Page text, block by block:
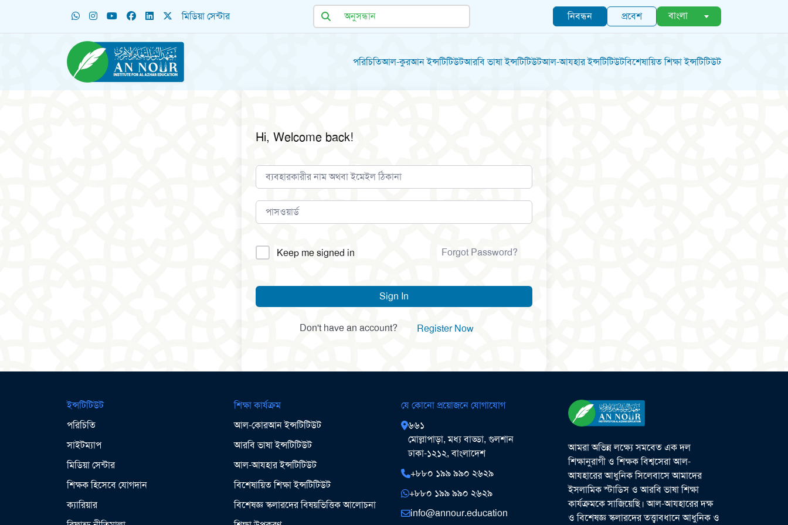
মিডিয়া সেন্টার নিবন্ধন প্রবেশ বাংলা
পরিচিতিআল-কুরআন ইন্সটিটিউটআরবি ভাষা ইন্সটিটিউটআল-আযহার ইন্সটিটিউটবিশেষায়িত শিক্ষা ইন্সটিটিউট
Hi, Welcome back!
Alternative:
Keep me signed in Forgot Password?
Sign In
Don't have an account? Register Now
ইন্সটিটিউট
পরিচিতি
সাইটম্যাপ
মিডিয়া সেন্টার
শিক্ষক হিসেবে যোগদান
ক্যারিয়ার
শিক্ষা কার্যক্রম
আল-কোরআন ইন্সটিটিউট
আরবি ভাষা ইন্সটিটিউট
আল-আযহার ইন্সটিটিউট
বিশেষায়িত শিক্ষা ইন্সটিটিউট
বিশেষজ্ঞ স্কলারদের বিষয়ভিত্তিক আলোচনা
যে কোনো প্রয়োজনে যোগাযোগ
৬৬১
মোল্লাপাড়া, মধ্য বাড্ডা, গুলশান
ঢাকা-১২১২, বাংলাদেশ
+৮৮০ ১৯৯ ৯৯০ ২৬২৯
+৮৮০ ১৯৯ ৯৯০ ২৬২৯
info@annour.education
আমরা অভিন্ন লক্ষ্যে সমবেত এক দল
শিক্ষানুরাগী ও শিক্ষক বিশ্বসেরা আল-
আযহারের আধুনিক সিলেবাসে আমাদের
ইসলামিক স্টাডিস ও আরবি ভাষা শিক্ষা
কার্যক্রমকে সাজিয়েছি। আল-আযহারের দক্ষ
ও বিশেষজ্ঞ স্কলারদের তত্ত্বাবধানে আধুনিক ও